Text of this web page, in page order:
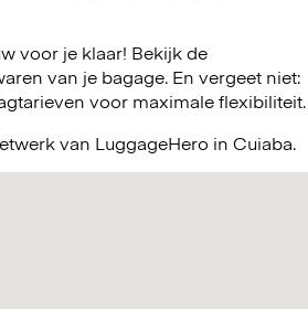
voor je klaar! Bekijk de
van je bagage. En vergeet niet:
voor maximale flexibiliteit.
van LuggageHero in Cuiaba.